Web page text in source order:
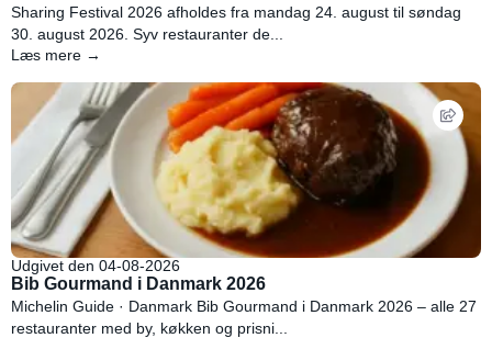
Sharing Festival 2026 afholdes fra mandag 24. august til søndag
30. august 2026. Syv restauranter de...
Læs mere →
Udgivet den 04-08-2026
Bib Gourmand i Danmark 2026
Michelin Guide · Danmark Bib Gourmand i Danmark 2026 – alle 27
restauranter med by, køkken og prisni...